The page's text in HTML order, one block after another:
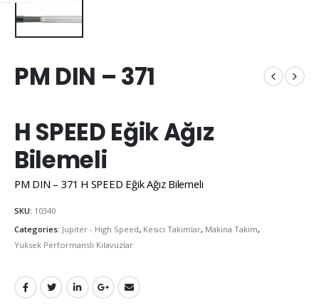
PM DIN – 371
H SPEED Eğik Ağız
Bilemeli
PM DIN – 371 H SPEED Eğik Ağız Bilemeli
SKU: 10340
Categories: Jupiter - High Speed, Kesici Takımlar, Makina Takım,
Yüksek Performanslı Kılavuzlar